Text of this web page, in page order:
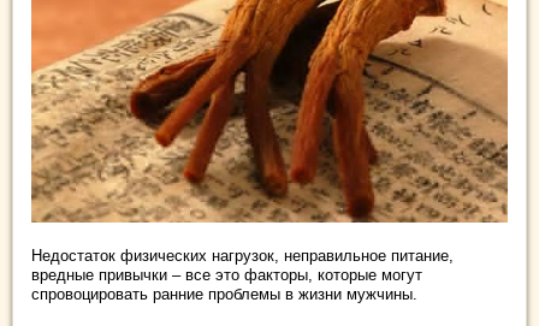
Недостаток физических нагрузок, неправильное питание,
вредные привычки – все это факторы, которые могут
спровоцировать ранние проблемы в жизни мужчины.